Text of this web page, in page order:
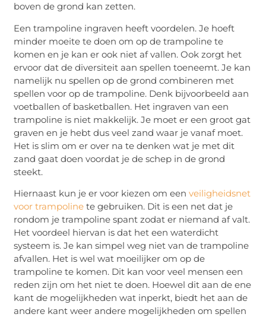
boven de grond kan zetten.
Een trampoline ingraven heeft voordelen. Je hoeft
minder moeite te doen om op de trampoline te
komen en je kan er ook niet af vallen. Ook zorgt het
ervoor dat de diversiteit aan spellen toeneemt. Je kan
namelijk nu spellen op de grond combineren met
spellen voor op de trampoline. Denk bijvoorbeeld aan
voetballen of basketballen. Het ingraven van een
trampoline is niet makkelijk. Je moet er een groot gat
graven en je hebt dus veel zand waar je vanaf moet.
Het is slim om er over na te denken wat je met dit
zand gaat doen voordat je de schep in de grond
steekt.
Hiernaast kun je er voor kiezen om eenveiligheidsnet
voor trampoline te gebruiken. Dit is een net dat je
rondom je trampoline spant zodat er niemand af valt.
Het voordeel hiervan is dat het een waterdicht
systeem is. Je kan simpel weg niet van de trampoline
afvallen. Het is wel wat moeilijker om op de
trampoline te komen. Dit kan voor veel mensen een
reden zijn om het niet te doen. Hoewel dit aan de ene
kant de mogelijkheden wat inperkt, biedt het aan de
andere kant weer andere mogelijkheden om spellen